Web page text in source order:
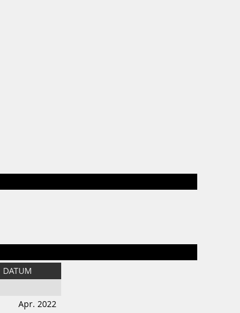
DATUM
Apr. 2022